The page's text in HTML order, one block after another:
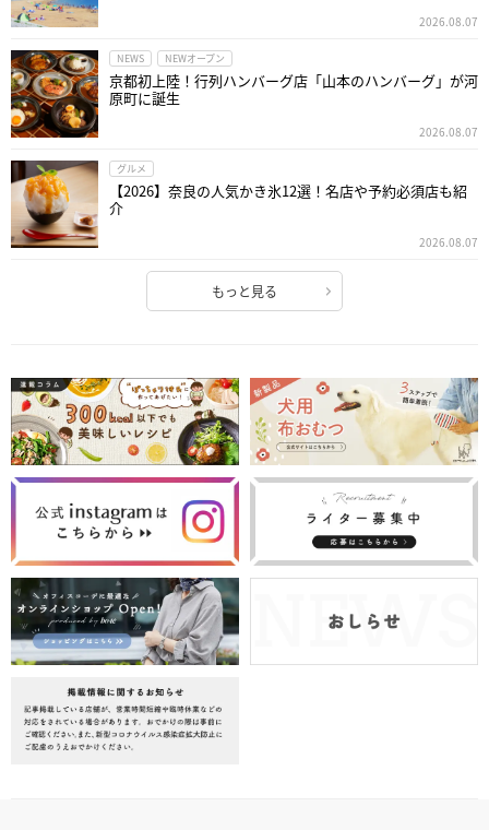
2026.08.07
NEWS NEWオープン
京都初上陸！行列ハンバーグ店「山本のハンバーグ」が河
原町に誕生
2026.08.07
グルメ
【2026】奈良の人気かき氷12選！名店や予約必須店も紹
介
2026.08.07
もっと見る